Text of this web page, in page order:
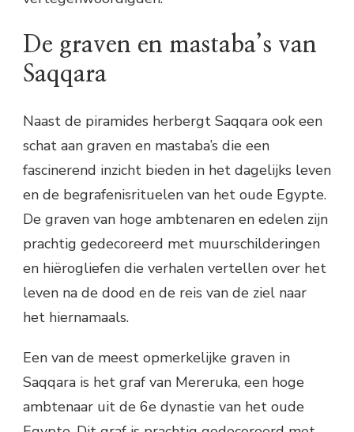
De graven en mastaba’s van
Saqqara
Naast de piramides herbergt Saqqara ook een
schat aan graven en mastaba’s die een
fascinerend inzicht bieden in het dagelijks leven
en de begrafenisrituelen van het oude Egypte.
De graven van hoge ambtenaren en edelen zijn
prachtig gedecoreerd met muurschilderingen
en hiërogliefen die verhalen vertellen over het
leven na de dood en de reis van de ziel naar
het hiernamaals.
Een van de meest opmerkelijke graven in
Saqqara is het graf van Mereruka, een hoge
ambtenaar uit de 6e dynastie van het oude